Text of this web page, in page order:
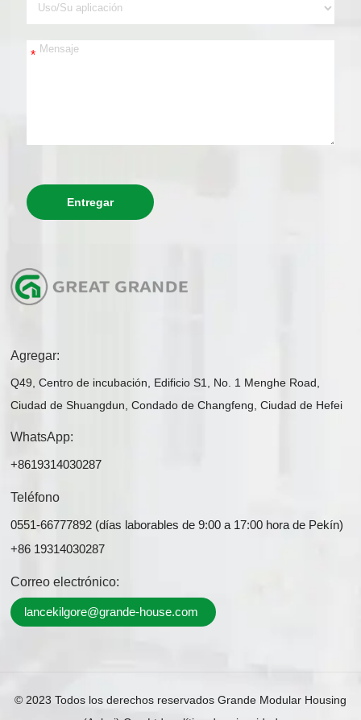
*
Entregar
Agregar:
Q49, Centro de incubación, Edificio S1, No. 1 Menghe Road,
Ciudad de Shuangdun, Condado de Changfeng, Ciudad de Hefei
WhatsApp:
+8619314030287
Teléfono
0551-66777892 (días laborables de 9:00 a 17:00 hora de Pekín)
+86 19314030287
Correo electrónico:
lancekilgore@grande-house.com
© 2023 Todos los derechos reservados Grande Modular Housing